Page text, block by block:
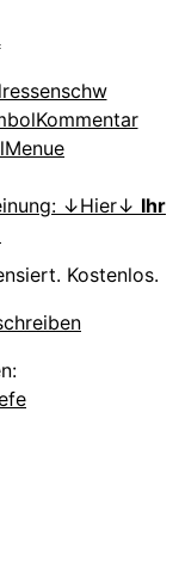
↓Hier↓ Ihr
Kostenlos.